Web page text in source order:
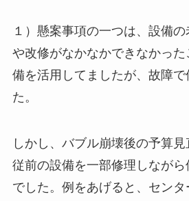
１）懸案事項の一つは、設備
や改修がなかなかできなかっ
備を活用してましたが、故障で
た。
しかし、バブル崩壊後の予算
従前の設備を一部修理しなが
でした。例をあげると、セン